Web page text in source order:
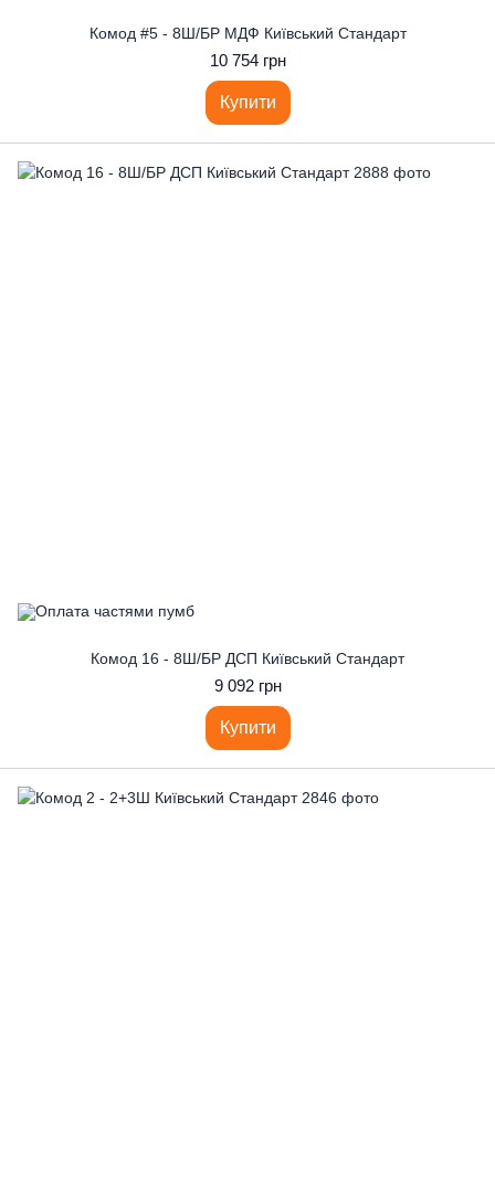
Комод #5 - 8Ш/БР МДФ Київський Стандарт
10 754 грн
Купити
Комод 16 - 8Ш/БР ДСП Київський Стандарт
9 092 грн
Купити